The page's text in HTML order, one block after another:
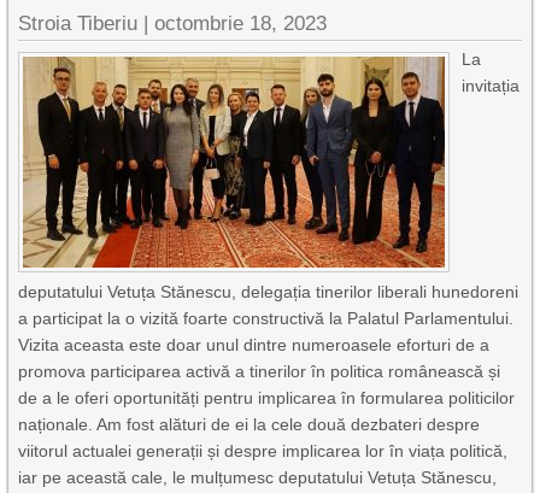
Stroia Tiberiu |octombrie 18, 2023
La
invitația
deputatului Vetuța Stănescu, delegația tinerilor liberali hunedoreni
a participat la o vizită foarte constructivă la Palatul Parlamentului.
Vizita aceasta este doar unul dintre numeroasele eforturi de a
promova participarea activă a tinerilor în politica românească și
de a le oferi oportunități pentru implicarea în formularea politicilor
naționale. Am fost alături de ei la cele două dezbateri despre
viitorul actualei generații și despre implicarea lor în viața politică,
iar pe această cale, le mulțumesc deputatului Vetuța Stănescu,